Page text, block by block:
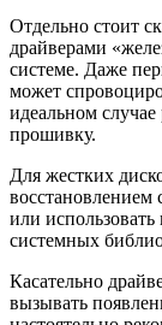
Отдельно стоит
драйверами
системе. Даже
может
идеальном случае
прошивку.
Для жестких
восстановлением
или
системных
Касательно
вызывать